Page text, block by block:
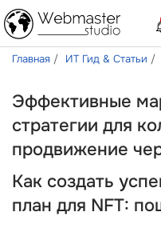
Главная ИТ Гид & Статьи
Эффективные
стратегии для
продвижение
Как создать
план для NFT: